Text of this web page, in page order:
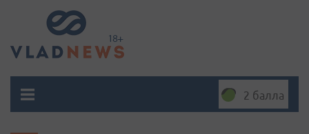
2 балла